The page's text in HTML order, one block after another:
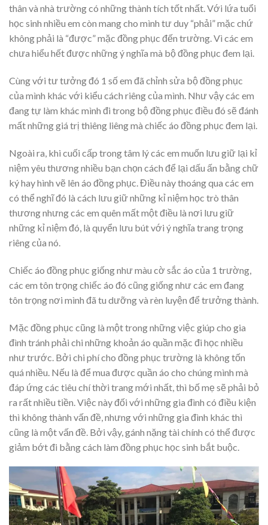
thân và nhà trường có những thành tích tốt nhất. Với lứa tuổi
học sinh nhiều em còn mang cho mình tư duy “phải” mặc chứ
không phải là “được” mặc đồng phục đến trường. Vì các em
chưa hiểu hết được những ý nghĩa mà bộ đồng phục đem lại.
Cùng với tư tưởng đó 1 số em đã chỉnh sửa bộ đồng phục
của mình khác với kiểu cách riêng của mình. Như vậy các em
đang tự làm khác mình đi trong bộ đồng phục điều đó sẽ đánh
mất những giá trị thiêng liêng mà chiếc áo đồng phục đem lại.
Ngoài ra, khi cuối cấp trong tâm lý các em muốn lưu giữ lại kỉ
niệm yêu thương nhiều bạn chọn cách để lại dấu ấn bằng chữ
ký hay hình vẽ lên áo đồng phục. Điều này thoáng qua các em
có thể nghĩ đó là cách lưu giữ những kỉ niệm học trò thân
thương nhưng các em quên mất một điều là nơi lưu giữ
những kỉ niệm đó, là quyển lưu bút với ý nghĩa trang trọng
riêng của nó.
Chiếc áo đồng phục giống như màu cờ sắc áo của 1 trường,
các em tôn trọng chiếc áo đó cũng giống như các em đang
tôn trọng nơi mình đã tu dưỡng và rèn luyện để trưởng thành.
Mặc đồng phục cũng là một trong những việc giúp cho gia
đình tránh phải chi những khoản áo quần mặc đi học nhiều
như trước. Bởi chi phí cho đồng phục trường là không tốn
quá nhiều. Nếu là để mua được quần áo cho chúng mình mà
đáp ứng các tiêu chí thời trang mới nhất, thì bố mẹ sẽ phải bỏ
ra rất nhiều tiền. Việc này đối với những gia đình có điều kiện
thì không thành vấn đề, nhưng với những gia đình khác thì
cũng là một vấn đề. Bởi vậy, gánh nặng tài chính có thể được
giảm bớt đi bằng cách làm đồng phục học sinh bắt buộc.